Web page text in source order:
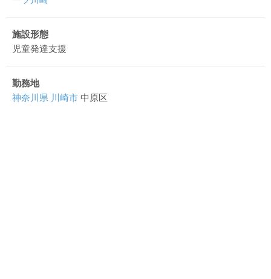
施設形態
児童発達支援
勤務地
神奈川県 川崎市 中原区